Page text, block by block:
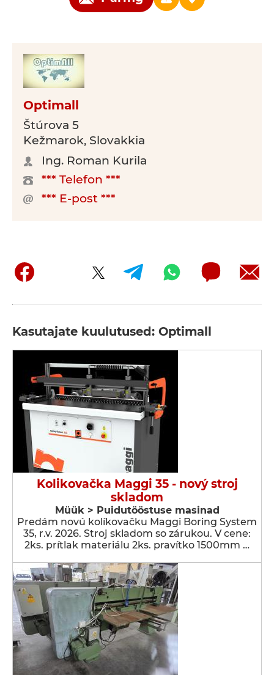
Optimall
Štúrova 5
Kežmarok, Slovakkia
Ing. Roman Kurila
*** Telefon ***
*** E-post ***
Kasutajate kuulutused: Optimall
Kolikovačka Maggi 35 - nový stroj
skladom
Müük > Puidutööstuse masinad
Predám novú kolíkovačku Maggi Boring System
35, r.v. 2026. Stroj skladom so zárukou. V cene:
2ks. prítlak materiálu 2ks. pravítko 1500mm …